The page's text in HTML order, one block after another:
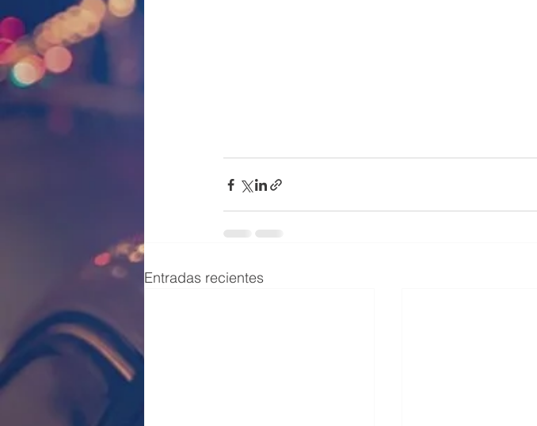
Entradas recientes